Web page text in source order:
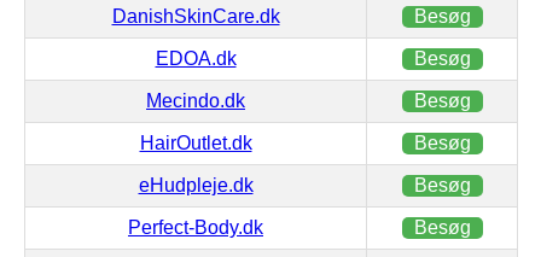
DanishSkinCare.dk Besøg
EDOA.dk Besøg
Mecindo.dk Besøg
HairOutlet.dk Besøg
eHudpleje.dk Besøg
Perfect-Body.dk Besøg